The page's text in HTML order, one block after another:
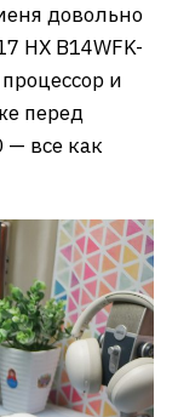
довольно
HX B14WFK-
и
перед
все как